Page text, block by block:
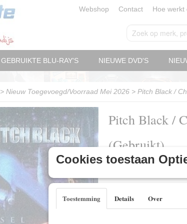
Webshop Contact Hoe werkt
GEBRUIKTE BLU-RAY'S NIEUWE DVD'S
> Nieuw Toegevoegd/Voorraad Mei 2026 > Pitch Black /
Pitch Black /
(Gebruikt)
Aantal
Cookies toestaan
Toestemming Details Over